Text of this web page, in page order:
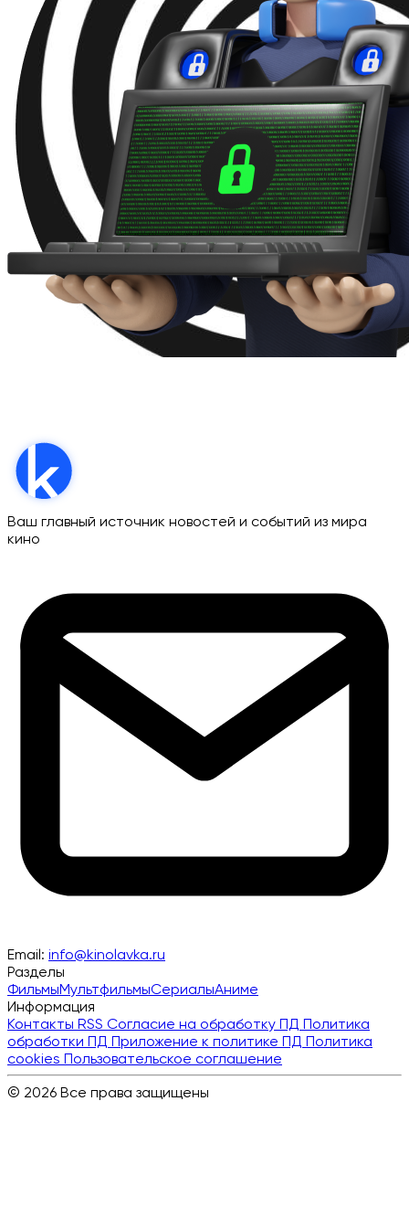
Ваш главный источник новостей и событий из мира
кино
Email: info@kinolavka.ru
Разделы
ФильмыМультфильмыСериалыАниме
Информация
Контакты RSS Согласие на обработку ПД Политика
обработки ПД Приложение к политике ПД Политика
cookies Пользовательское соглашение
© 2026 Все права защищены